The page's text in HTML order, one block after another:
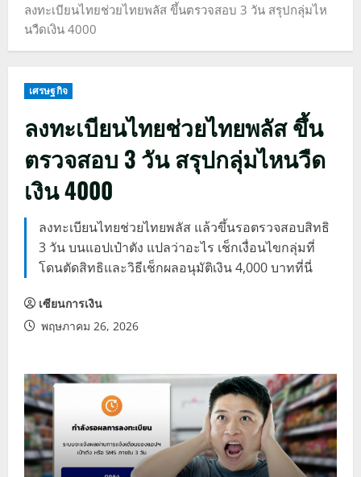
ลงทะเบียนไทยช่วยไทยพลัส ขึ้นตรวจสอบ 3 วัน สรุปกลุ่มไห
นวืดเงิน 4000
เศรษฐกิจ
ลงทะเบียนไทยช่วยไทยพลัส ขึ้น
ตรวจสอบ 3 วัน สรุปกลุ่มไหนวืด
เงิน 4000
ลงทะเบียนไทยช่วยไทยพลัส แล้วขึ้นรอตรวจสอบสิทธิ
3 วัน บนแอปเป๋าตัง แปลว่าอะไร เช็กเงื่อนไขกลุ่มที่
โดนตัดสิทธิและวิธีเช็กผลอนุมัติเงิน 4,000 บาทที่นี่
เซียนการเงิน
พฤษภาคม 26, 2026